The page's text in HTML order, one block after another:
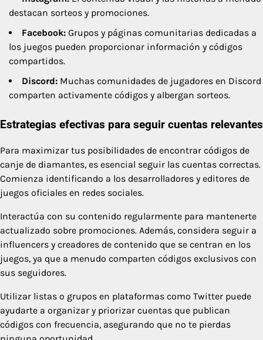
destacan sorteos y promociones.
Facebook: Grupos y páginas comunitarias dedicadas a
los juegos pueden proporcionar información y códigos
compartidos.
Discord: Muchas comunidades de jugadores en Discord
comparten activamente códigos y albergan sorteos.
Estrategias efectivas para seguir cuentas relevantes
Para maximizar tus posibilidades de encontrar códigos de
canje de diamantes, es esencial seguir las cuentas correctas.
Comienza identificando a los desarrolladores y editores de
juegos oficiales en redes sociales.
Interactúa con su contenido regularmente para mantenerte
actualizado sobre promociones. Además, considera seguir a
influencers y creadores de contenido que se centran en los
juegos, ya que a menudo comparten códigos exclusivos con
sus seguidores.
Utilizar listas o grupos en plataformas como Twitter puede
ayudarte a organizar y priorizar cuentas que publican
códigos con frecuencia, asegurando que no te pierdas